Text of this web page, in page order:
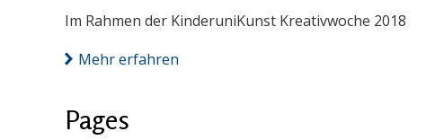
Im Rahmen der KinderuniKunst Kreativwoche 2018
Mehr erfahren
Pages